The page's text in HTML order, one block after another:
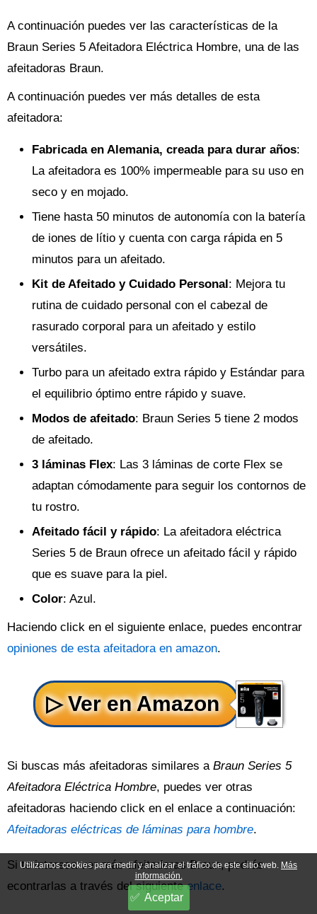
A continuación puedes ver las características de la
Braun Series 5 Afeitadora Eléctrica Hombre, una de las
afeitadoras Braun.
A continuación puedes ver más detalles de esta
afeitadora:
Fabricada en Alemania, creada para durar años:
La afeitadora es 100% impermeable para su uso en
seco y en mojado.
Tiene hasta 50 minutos de autonomía con la batería
de iones de lítio y cuenta con carga rápida en 5
minutos para un afeitado.
Kit de Afeitado y Cuidado Personal: Mejora tu
rutina de cuidado personal con el cabezal de
rasurado corporal para un afeitado y estilo
versátiles.
Turbo para un afeitado extra rápido y Estándar para
el equilibrio óptimo entre rápido y suave.
Modos de afeitado: Braun Series 5 tiene 2 modos
de afeitado.
3 láminas Flex: Las 3 láminas de corte Flex se
adaptan cómodamente para seguir los contornos de
tu rostro.
Afeitado fácil y rápido: La afeitadora eléctrica
Series 5 de Braun ofrece un afeitado fácil y rápido
que es suave para la piel.
Color: Azul.
Haciendo click en el siguiente enlace, puedes encontrar
opiniones de esta afeitadora en amazon.
Si buscas más afeitadoras similares a Braun Series 5
Afeitadora Eléctrica Hombre, puedes ver otras
afeitadoras haciendo click en el enlace a continuación:
Afeitadoras eléctricas de láminas para hombre.
Si te interesa ver más afeitadoras Braun, podrás
econtrarlas a través del siguienteenlace.
Utilizamos cookies para medir y analizar el tráfico de este sitio web. Más
información.
Aceptar